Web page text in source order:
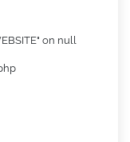
on null